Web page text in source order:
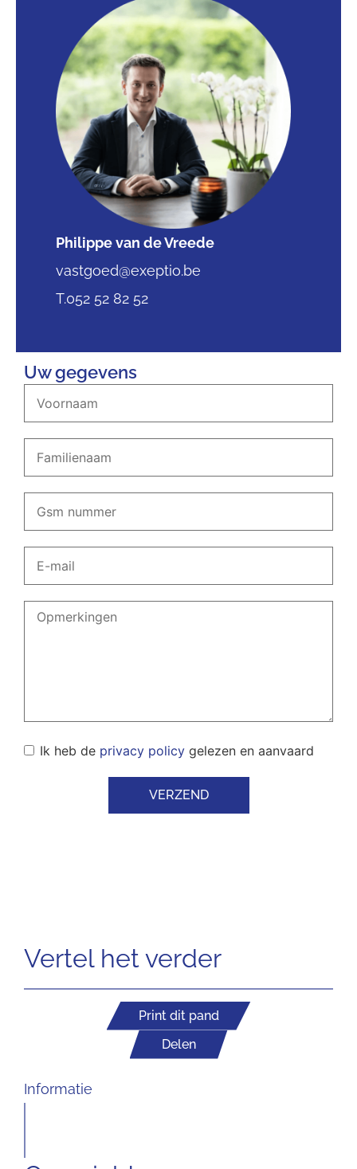
Philippe van de Vreede
vastgoed@exeptio.be
T.052 52 82 52
Uw gegevens
Ik heb de privacy policy gelezen en aanvaard
VERZEND
Vertel het verder
Print dit pand
Delen
Informatie